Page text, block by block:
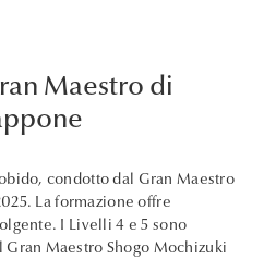
Maestro di
condotto dal Gran Maestro
La formazione offre
I Livelli 4 e 5 sono
Maestro Shogo Mochizuki